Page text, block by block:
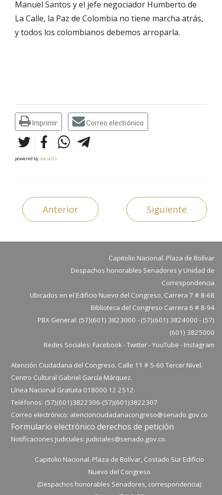
Manuel Santos y el jefe negociador Humberto de
La Calle, la Paz de Colombia no tiene marcha atrás,
y todos los colombianos debemos arroparla.
Imprimir Correo electrónico
powered by social2s
Anterior Siguiente
Capitolio Nacional. Plaza de Bolívar
Despachos honorables Senadores y Unidad de
Correspondencia
Ubicados en el Edificio Nuevo del Congreso, Carrera 7 # 8-68
Biblioteca del Congreso Carrera 6 # 8-94
PBX General: (57)(601) 3823000 - (57)(601) 3824000 - (57)
(601) 3825000
Redes Sociales: Facebook-Twitter-YouTube - Instagram
Atención Ciudadana del Congreso. Calle 11 # 5-60 Tercer Nivel.
Centro Cultural Gabriel García Márquez.
Línea Nacional Gratuita 018000 12 2512.
Teléfonos: (57)(601)3822306-(57)(601)3822307
Correo electrónico: atencionciudadanacongreso@senado.gov.co
Formulario electrónico derechos de petición
Notificaciones Judiciales: judiciales@senado.gov.co.
Capitolio Nacional. Plaza de Bolívar, Costado Sur Edificio
Nuevo del Congreso
(Despachos honorables Senadores, correspondencia)